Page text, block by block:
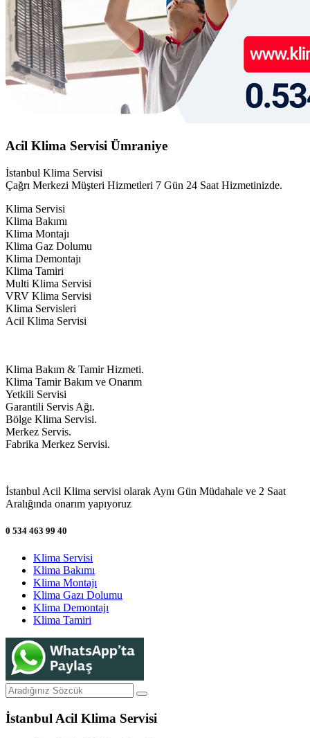
Acil Klima Servisi Ümraniye
İstanbul Klima Servisi
Çağrı Merkezi Müşteri Hizmetleri 7 Gün 24 Saat Hizmetinizde.
Klima Servisi
Klima Bakımı
Klima Montajı
Klima Gaz Dolumu
Klima Demontajı
Klima Tamiri
Multi Klima Servisi
VRV Klima Servisi
Klima Servisleri
Acil Klima Servisi
Klima Bakım & Tamir Hizmeti.
Klima Tamir Bakım ve Onarım
Yetkili Servisi
Garantili Servis Ağı.
Bölge Klima Servisi.
Merkez Servis.
Fabrika Merkez Servisi.
İstanbul Acil Klima servisi olarak Aynı Gün Müdahale ve 2 Saat
Aralığında onarım yapıyoruz
0 534 463 99 40
Klima Servisi
Klima Bakımı
Klima Montajı
Klima Gazı Dolumu
Klima Demontajı
Klima Tamiri
İstanbul Acil Klima Servisi